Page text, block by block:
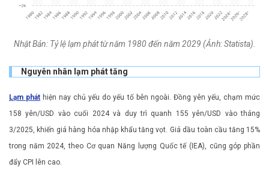
Nhật Bản: Tỷ lệ lạm phát từ năm 1980 đến năm 2029 (Ảnh: Statista).
Nguyên nhân lạm phát tăng
Lạm phát hiện nay chủ yếu do yếu tố bên ngoài. Đồng yên yếu, chạm mức
158 yên/USD vào cuối 2024 và duy trì quanh 155 yên/USD vào tháng
3/2025, khiến giá hàng hóa nhập khẩu tăng vọt. Giá dầu toàn cầu tăng 15%
trong năm 2024, theo Cơ quan Năng lượng Quốc tế (IEA), cũng góp phần
đẩy CPI lên cao.